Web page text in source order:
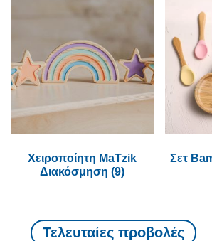
Χειροποίητη MaTzik
Διακόσμηση(9)
Σετ
Τελευταίες προβολές